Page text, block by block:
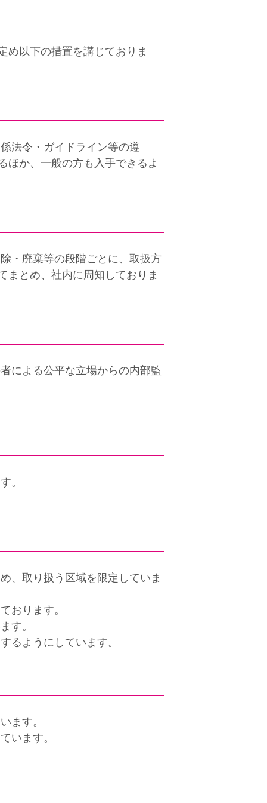
め以下の措置を講じておりま
法令・ガイドライン等の遵
ほか、一般の方も入手できるよ
・廃棄等の段階ごとに、取扱方
まとめ、社内に周知しておりま
による公平な立場からの内部監
。
、取り扱う区域を限定していま
おります。
す。
るようにしています。
ます。
います。